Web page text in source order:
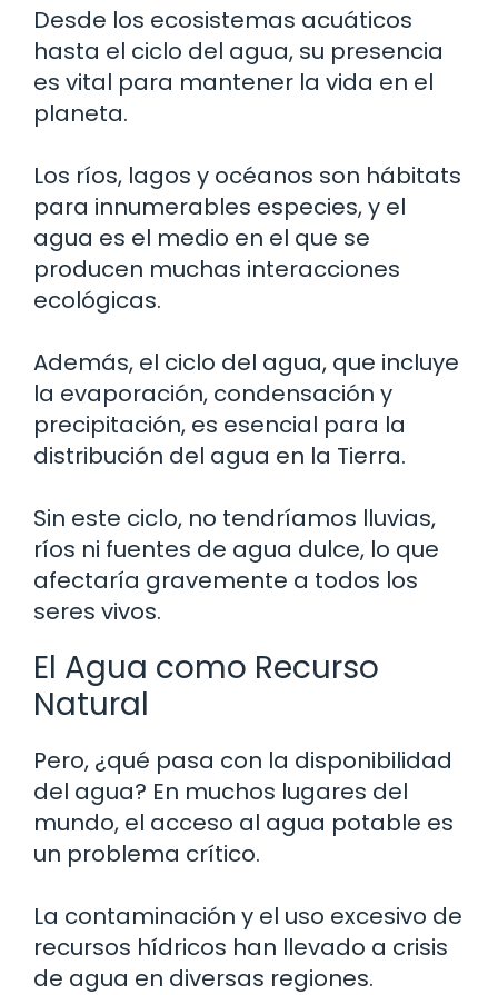
Desde los ecosistemas acuáticos
hasta el ciclo del agua, su presencia
es vital para mantener la vida en el
planeta.
Los ríos, lagos y océanos son hábitats
para innumerables especies, y el
agua es el medio en el que se
producen muchas interacciones
ecológicas.
Además, el ciclo del agua, que incluye
la evaporación, condensación y
precipitación, es esencial para la
distribución del agua en la Tierra.
Sin este ciclo, no tendríamos lluvias,
ríos ni fuentes de agua dulce, lo que
afectaría gravemente a todos los
seres vivos.
El Agua como Recurso
Natural
Pero, ¿qué pasa con la disponibilidad
del agua? En muchos lugares del
mundo, el acceso al agua potable es
un problema crítico.
La contaminación y el uso excesivo de
recursos hídricos han llevado a crisis
de agua en diversas regiones.